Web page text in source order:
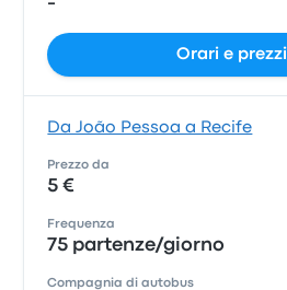
-
Orari e prezzi
Da João Pessoa a Recife
Prezzo da
5 €
Frequenza
75 partenze/giorno
Compagnia di autobus